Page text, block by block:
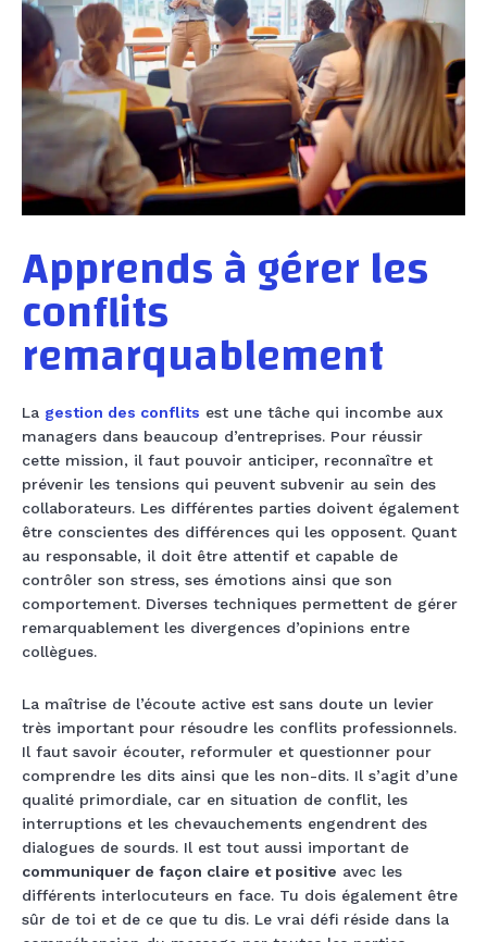
Apprends à gérer les
conflits
remarquablement
La gestion des conflits est une tâche qui incombe aux
managers dans beaucoup d’entreprises. Pour réussir
cette mission, il faut pouvoir anticiper, reconnaître et
prévenir les tensions qui peuvent subvenir au sein des
collaborateurs. Les différentes parties doivent également
être conscientes des différences qui les opposent. Quant
au responsable, il doit être attentif et capable de
contrôler son stress, ses émotions ainsi que son
comportement. Diverses techniques permettent de gérer
remarquablement les divergences d’opinions entre
collègues.
La maîtrise de l’écoute active est sans doute un levier
très important pour résoudre les conflits professionnels.
Il faut savoir écouter, reformuler et questionner pour
comprendre les dits ainsi que les non-dits. Il s’agit d’une
qualité primordiale, car en situation de conflit, les
interruptions et les chevauchements engendrent des
dialogues de sourds. Il est tout aussi important de
communiquer de façon claire et positive avec les
différents interlocuteurs en face. Tu dois également être
sûr de toi et de ce que tu dis. Le vrai défi réside dans la